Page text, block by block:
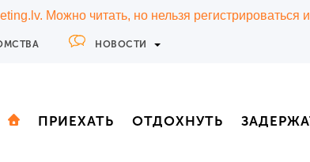
Можно читать, но нельзя регистрироваться
НОВОСТИ
ПРИЕХАТЬ ОТДОХНУТЬ